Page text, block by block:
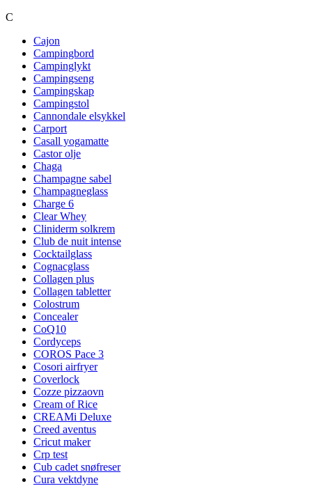
C
Cajon
Campingbord
Campinglykt
Campingseng
Campingskap
Campingstol
Cannondale elsykkel
Carport
Casall yogamatte
Castor olje
Chaga
Champagne sabel
Champagneglass
Charge 6
Clear Whey
Cliniderm solkrem
Club de nuit intense
Cocktailglass
Cognacglass
Collagen plus
Collagen tabletter
Colostrum
Concealer
CoQ10
Cordyceps
COROS Pace 3
Cosori airfryer
Coverlock
Cozze pizzaovn
Cream of Rice
CREAMi Deluxe
Creed aventus
Cricut maker
Crp test
Cub cadet snøfreser
Cura vektdyne